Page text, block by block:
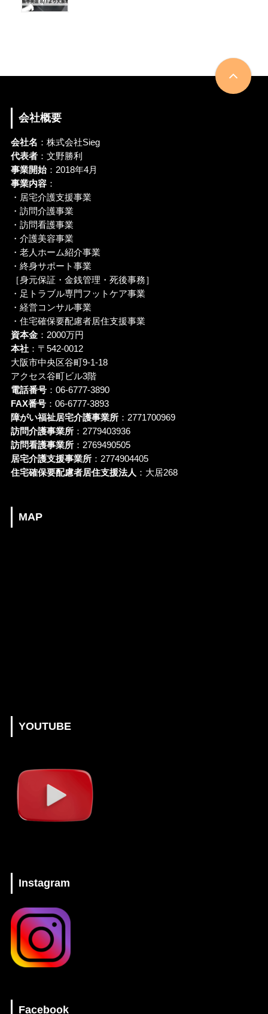
会社概要
会社名 ：株式会社Sieg
代表者：文野勝利
事業開始：2018年4月
事業内容：
・居宅介護支援事業
・訪問介護事業
・訪問看護事業
・介護美容事業
・老人ホーム紹介事業
・終身サポート事業
［身元保証・金銭管理・死後事務］
・足トラブル専門フットケア事業
・経営コンサル事業
・住宅確保要配慮者居住支援事業
資本金：2000万円
本社：〒542-0012
大阪市中央区谷町9-1-18
アクセス谷町ビル3階
電話番号：06-6777-3890
FAX番号：06-6777-3893
障がい福祉居宅介護事業所：2771700969
訪問介護事業所：2779403936
訪問看護事業所：2769490505
居宅介護支援事業所：2774904405
住宅確保要配慮者居住支援法人 ：大居268
MAP
YOUTUBE
Instagram
Facebook